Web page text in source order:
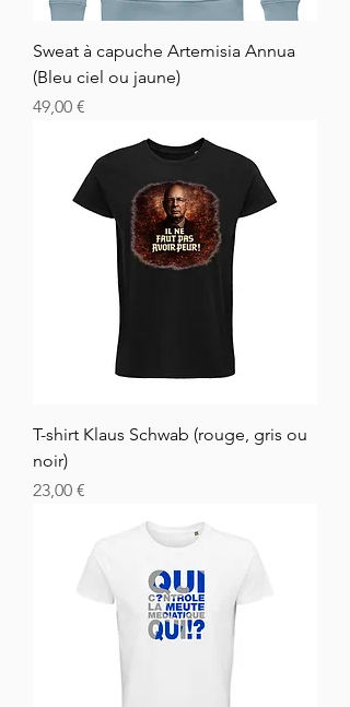
Sweat à capuche Artemisia Annua
(Bleu ciel ou jaune)
Hinta
49,00 €
T-shirt Klaus Schwab (rouge, gris ou
noir)
Hinta
23,00 €